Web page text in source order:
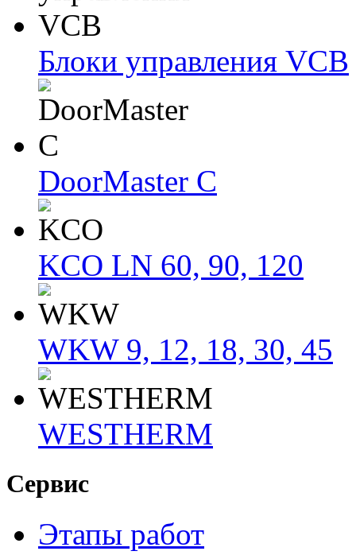
Блоки упрaвлeния VCB
DoorMaster C
KCO LN 60, 90, 120
WKW 9, 12, 18, 30, 45
WESTHERM
Сервис
Этапы работ